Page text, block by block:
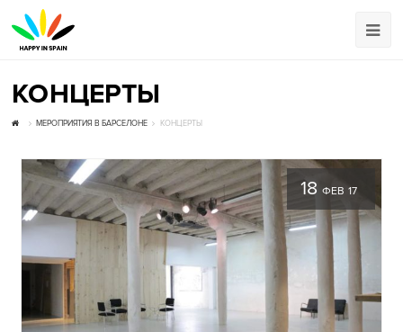
КОНЦЕРТЫ
МЕРОПРИЯТИЯ В БАРСЕЛОНЕ КОНЦЕРТЫ
18ФЕВ 17